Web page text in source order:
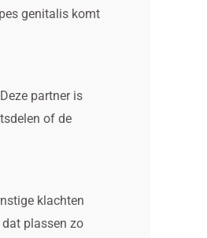
genitalis komt
partner is
of de
klachten
plassen zo